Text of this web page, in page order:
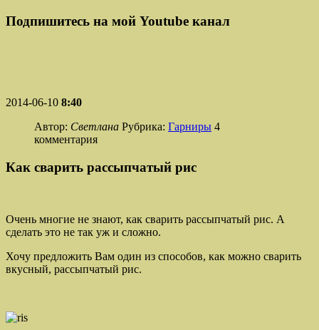
Подпишитесь на мой Youtube канал
2014-06-10 8:40
Автор: Светлана Рубрика: Гарниры 4
комментария
Как сварить рассыпчатый рис
Очень многие не знают, как сварить рассыпчатый рис. А
сделать это не так уж и сложно.
Хочу предложить Вам один из способов, как можно сварить
вкусный, рассыпчатый рис.